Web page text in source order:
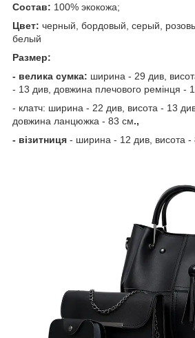
Состав: 100% экокожа;
Цвет: черный, бордовый, серый,
белый
Размер:
- велика сумка: ширина - 29 див,
- 13 див, довжина плечового ремінця -
- клатч: ширина - 22 див, висота - 13
довжина ланцюжка - 83 см.,
- візитниця - ширина - 12 див, висота -